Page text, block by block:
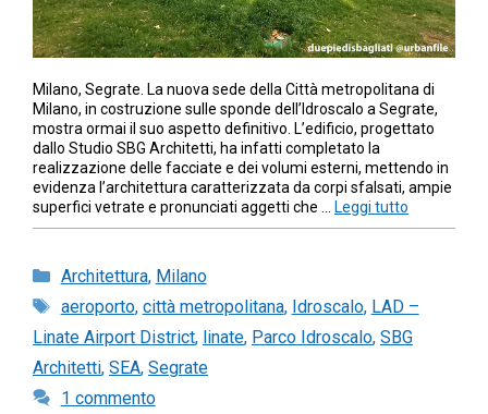
Milano, Segrate. La nuova sede della Città metropolitana di
Milano, in costruzione sulle sponde dell’Idroscalo a Segrate,
mostra ormai il suo aspetto definitivo. L’edificio, progettato
dallo Studio SBG Architetti, ha infatti completato la
realizzazione delle facciate e dei volumi esterni, mettendo in
evidenza l’architettura caratterizzata da corpi sfalsati, ampie
superfici vetrate e pronunciati aggetti che …
Leggi tutto
Categorie
Architettura, Milano
Tag
aeroporto, città metropolitana, Idroscalo, LAD –
Linate Airport District, linate, Parco Idroscalo, SBG
Architetti, SEA, Segrate
1 commento